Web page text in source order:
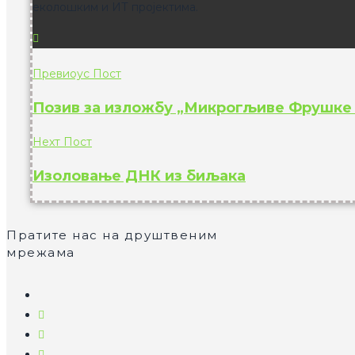
Превиоус Пост
Позив за изложбу „Микрогљиве Фрушке
Неxт Пост
Изоловање ДНК из биљака
Пратите нас на друштвеним
мрежама
ин
а